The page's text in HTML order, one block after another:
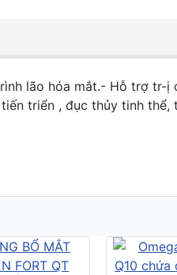
lão hóa mắt.- Hỗ trợ
triển , đục thủy tinh